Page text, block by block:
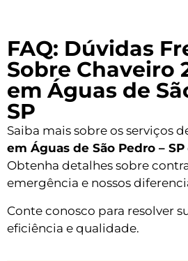
FAQ: Dúvidas
Sobre Chaveiro
em Águas de
SP
Saiba mais sobre os serviços
em Águas de São Pedro – SP
Obtenha detalhes sobre
emergência e nossos
Conte conosco para resolver
eficiência e qualidade.